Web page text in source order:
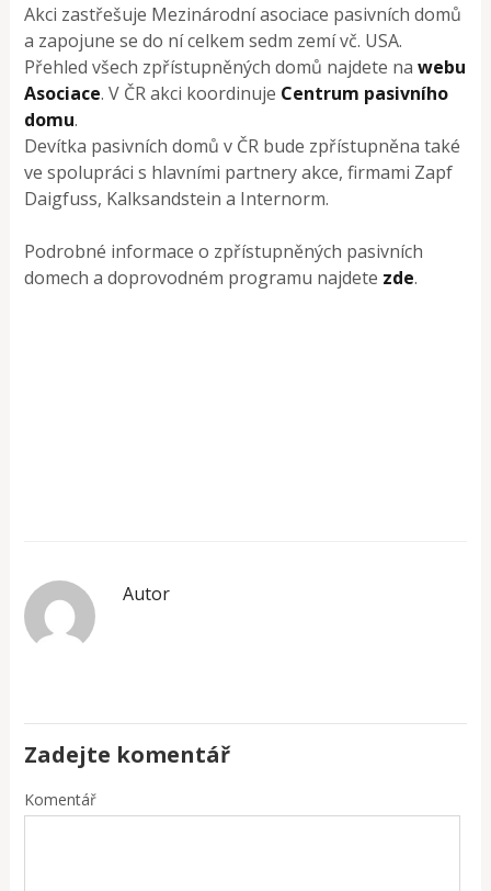
Akci zastřešuje Mezinárodní asociace pasivních domů
a zapojune se do ní celkem sedm zemí vč. USA.
Přehled všech zpřístupněných domů najdete nawebu
Asociace. V ČR akci koordinuje Centrum pasivního
domu.
Devítka pasivních domů v ČR bude zpřístupněna také
ve spolupráci s hlavními partnery akce, firmami Zapf
Daigfuss, Kalksandstein a Internorm.
Podrobné informace o zpřístupněných pasivních
domech a doprovodném programu najdete zde.
Autor
Zadejte komentář
Komentář